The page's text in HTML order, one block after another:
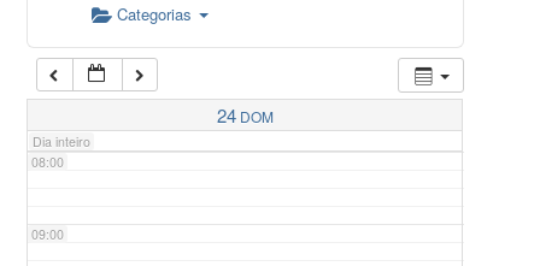
Categorias
24 DOM
Dia inteiro
07:00
08:00
09:00